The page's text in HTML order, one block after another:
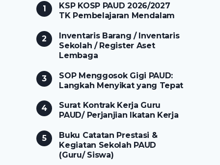
KSP KOSP PAUD 2026/2027
TK Pembelajaran Mendalam
Inventaris Barang / Inventaris
Sekolah / Register Aset
Lembaga
SOP Menggosok Gigi PAUD:
Langkah Menyikat yang Tepat
Surat Kontrak Kerja Guru
PAUD/ Perjanjian Ikatan Kerja
Buku Catatan Prestasi &
Kegiatan Sekolah PAUD
(Guru/ Siswa)